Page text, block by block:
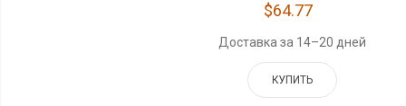
$64.77
Доставка за 14–20 дней
КУПИТЬ